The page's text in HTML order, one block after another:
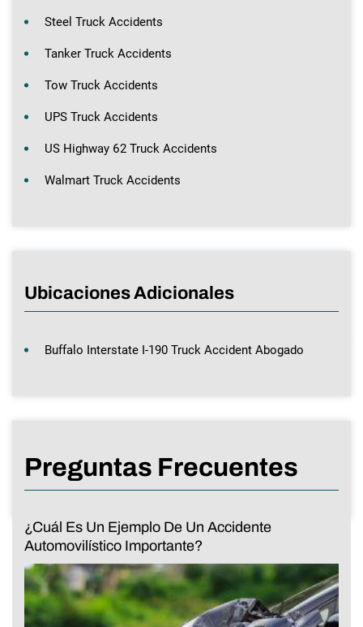
Steel Truck Accidents
Tanker Truck Accidents
Tow Truck Accidents
UPS Truck Accidents
US Highway 62 Truck Accidents
Walmart Truck Accidents
Ubicaciones Adicionales
Buffalo Interstate I-190 Truck Accident Abogado
Preguntas Frecuentes
¿Cuál Es Un Ejemplo De Un Accidente
Automovilístico Importante?